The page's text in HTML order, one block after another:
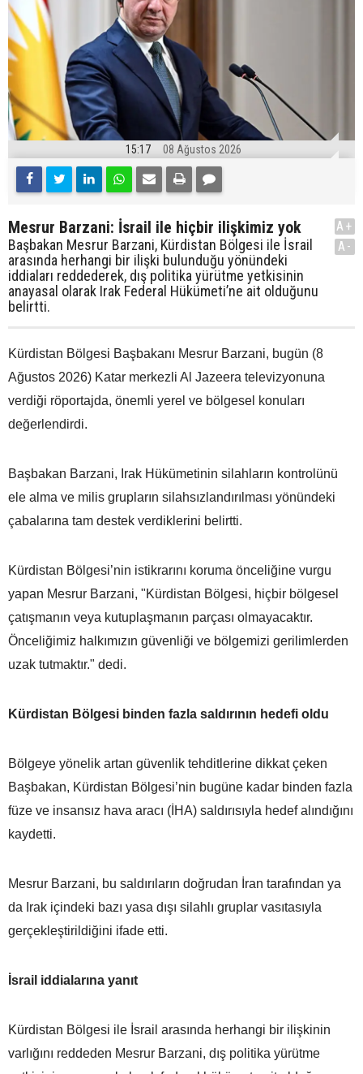
15:17 08 Ağustos 2026
Mesrur Barzani: İsrail ile hiçbir ilişkimiz yok
Başbakan Mesrur Barzani, Kürdistan Bölgesi ile İsrail
arasında herhangi bir ilişki bulunduğu yönündeki
iddiaları reddederek, dış politika yürütme yetkisinin
anayasal olarak Irak Federal Hükümeti’ne ait olduğunu
belirtti.
A+
A-
Kürdistan Bölgesi Başbakanı Mesrur Barzani, bugün (8
Ağustos 2026) Katar merkezli Al Jazeera televizyonuna
verdiği röportajda, önemli yerel ve bölgesel konuları
değerlendirdi.
Başbakan Barzani, Irak Hükümetinin silahların kontrolünü
ele alma ve milis grupların silahsızlandırılması yönündeki
çabalarına tam destek verdiklerini belirtti.
Kürdistan Bölgesi’nin istikrarını koruma önceliğine vurgu
yapan Mesrur Barzani, "Kürdistan Bölgesi, hiçbir bölgesel
çatışmanın veya kutuplaşmanın parçası olmayacaktır.
Önceliğimiz halkımızın güvenliği ve bölgemizi gerilimlerden
uzak tutmaktır." dedi.
Kürdistan Bölgesi binden fazla saldırının hedefi oldu
Bölgeye yönelik artan güvenlik tehditlerine dikkat çeken
Başbakan, Kürdistan Bölgesi’nin bugüne kadar binden fazla
füze ve insansız hava aracı (İHA) saldırısıyla hedef alındığını
kaydetti.
Mesrur Barzani, bu saldırıların doğrudan İran tarafından ya
da Irak içindeki bazı yasa dışı silahlı gruplar vasıtasıyla
gerçekleştirildiğini ifade etti.
İsrail iddialarına yanıt
Kürdistan Bölgesi ile İsrail arasında herhangi bir ilişkinin
varlığını reddeden Mesrur Barzani, dış politika yürütme